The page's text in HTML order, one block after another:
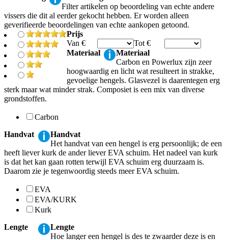
Filter artikelen op beoordeling van echte andere
vissers die dit al eerder gekocht hebben. Er worden alleen
geverifieerde beoordelingen van echte aankopen getoond.
Prijs
Van €
Tot €
Materiaal
Materiaal
Carbon en Powerlux zijn zeer
hoogwaardig en licht wat resulteert in strakke,
gevoelige hengels. Glasvezel is daarentegen erg
sterk maar wat minder strak. Composiet is een mix van diverse
grondstoffen.
Carbon
Handvat
Handvat
Het handvat van een hengel is erg persoonlijk; de een
heeft liever kurk de ander liever EVA schuim. Het nadeel van kurk
is dat het kan gaan rotten terwijl EVA schuim erg duurzaam is.
Daarom zie je tegenwoordig steeds meer EVA schuim.
EVA
EVA/KURK
Kurk
Lengte
Lengte
Hoe langer een hengel is des te zwaarder deze is en